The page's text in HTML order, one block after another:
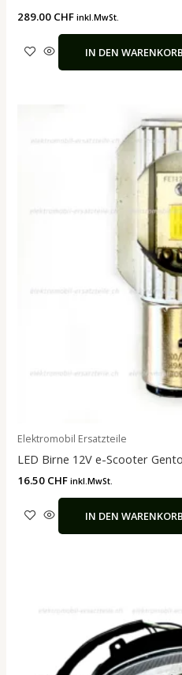
289.00 CHF inkl.MwSt.
IN DEN WARENKORB
Elektromobil Ersatzteile
LED Birne 12V e-Scooter
16.50 CHF inkl.MwSt.
IN DEN WARENKORB